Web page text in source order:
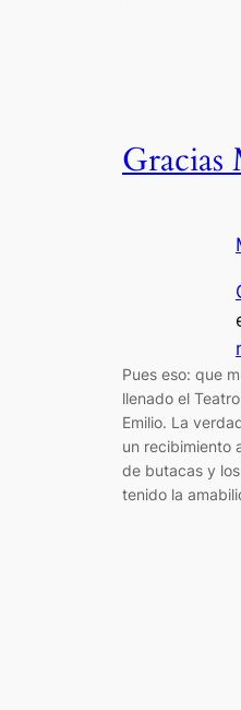
Pues eso: que
llenado el
Emilio. La
un recibimiento
de butacas y
tenido la